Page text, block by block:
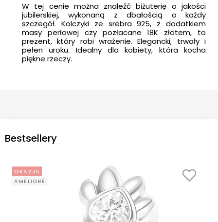
W tej cenie można znaleźć biżuterię o jakości
jubilerskiej, wykonaną z dbałością o każdy
szczegół. Kolczyki ze srebra 925, z dodatkiem
masy perłowej czy pozłacane 18K złotem, to
prezent, który robi wrażenie. Elegancki, trwały i
pełen uroku. Idealny dla kobiety, która kocha
piękne rzeczy.
Bestsellery
OKAZJA
AMÉLIORÉ